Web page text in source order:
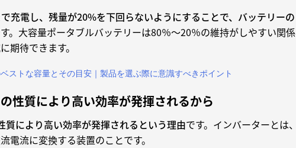
充電し、残量が20%を下回らないようにすることで、バッテリーの
。大容量ポータブルバッテリーは80％〜20％の維持がしやすい関係
期待できます。
ストな容量とその目安｜製品を選ぶ際に意識すべきポイント
性質により高い効率が発揮されるから
質により高い効率が発揮されるという理由です。インバーターとは、
電流に変換する装置のことです。